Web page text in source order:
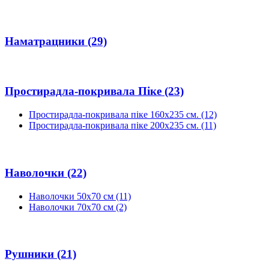
Наматрацники (29)
Простирадла-покривала Піке (23)
Простирадла-покривала піке 160х235 см. (12)
Простирадла-покривала піке 200х235 см. (11)
Наволочки (22)
Наволочки 50х70 см (11)
Наволочки 70х70 см (2)
Рушники (21)